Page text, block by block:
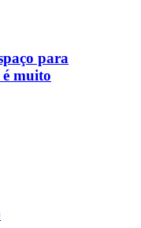
para
muito